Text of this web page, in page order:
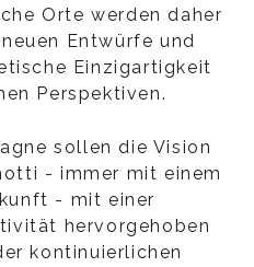
Orte werden daher
Entwürfe und
Einzigartigkeit
Perspektiven.
sollen die Vision
- immer mit einem
- mit einer
hervorgehoben
kontinuierlichen